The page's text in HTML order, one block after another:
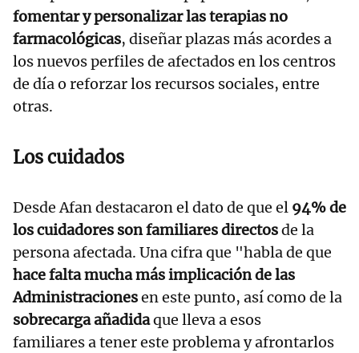
fomentar y personalizar las terapias no
farmacológicas, diseñar plazas más acordes a
los nuevos perfiles de afectados en los centros
de día o reforzar los recursos sociales, entre
otras.
Los cuidados
Desde Afan destacaron el dato de que el 94% de
los cuidadores son familiares directosde la
persona afectada. Una cifra que "habla de que
hace falta mucha más implicación de las
Administracionesen este punto, así como de la
sobrecarga añadidaque lleva a esos
familiares a tener este problema y afrontarlos